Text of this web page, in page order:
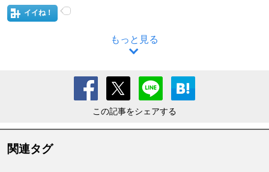
イイね！
もっと見る
この記事をシェアする
関連タグ